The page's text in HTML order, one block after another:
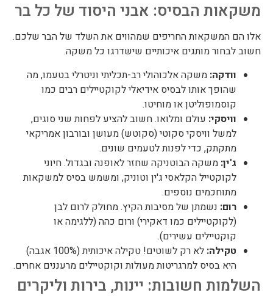
משקאות הבסיס: אבני היסוד של כל בר
אלו הם המשקאות החריפים שמהווים את השלד של הבר שלכם.
חשוב לבחור מותגים איכותיים שישדרגו כל משקה.
וודקה: משקה אלכוהולי רב-תכליתי וניטרלי בטעמו, מה
שהופך אותו לבסיס אידיאלי לקוקטיילים רבים כמו
קוסמופוליטן או מוחיטו.
וויסקי: עולם ומלואו. חשוב להציע לפחות שני סוגים,
למשל וויסקי סקוטי (סקוטש) מעושן ובורבון אמריקאי
מתקתק, כדי לפנות לטעמים שונים.
ג'ין: משקה הבוטניקה שחזר לאופנה ובגדול. חיוני
לקוקטייל הקלאסי ג'ין וטוניק, ומשמש בסיס למשקאות
מתוחכמים נוספים.
רום: נשמתן של מסיבות הקיץ. מחולק לרום לבן
(לקוקטיילים כמו דאקירי) ורום כהה (ללגימה או
קוקטיילים עשירים).
טקילה:
לא רק לשוטים! טקילה איכותית (100% אגבה)
היא בסיס למרגריטות מעולות וקוקטיילים מרעננים אחרים.
השלמות חשובות: יינות, בירות וליקרים